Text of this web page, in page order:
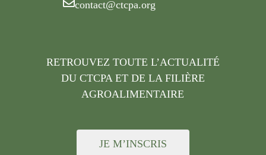
contact@ctcpa.org
RETROUVEZ TOUTE L’ACTUALITÉ
DU CTCPA ET DE LA FILIÈRE
AGROALIMENTAIRE
JE M’INSCRIS